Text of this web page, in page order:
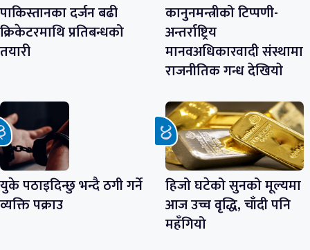
पाकिस्तानका दर्जन बढी
क्रिकेटरमाथि प्रतिबन्धको
तयारी
कानुनमन्त्रीको टिप्पणी-
अन्तर्राष्ट्रिय
मानवअधिकारवादी संस्थामा
राजनीतिक गन्ध देखियाे
युके पठाइदिन्छु भन्दै ठगी गर्ने
व्यक्ति पक्राउ
हिजो घटेको सुनको मूल्यमा
आज उच्च वृद्धि, चाँदी पनि
महँगियो